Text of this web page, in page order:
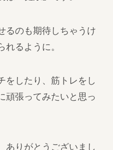
るのも期待しちゃうけ
れるように。
をしたり、筋トレをし
頑張ってみたいと思っ
ありがとうございまし